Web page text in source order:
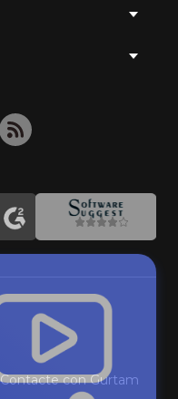
Contacte con Gurtam